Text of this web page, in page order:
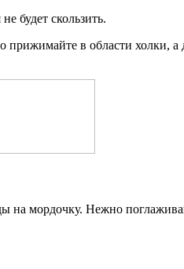
будет скользить.
в области холки,
на мордочку. Нежно